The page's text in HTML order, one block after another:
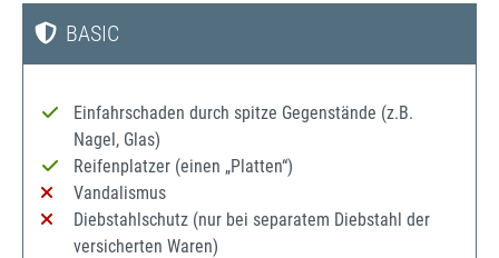
BASIC
Einfahrschaden durch spitze Gegenstände (z.B.
Nagel, Glas)
Reifenplatzer (einen „Platten“)
Vandalismus
Diebstahlschutz (nur bei separatem Diebstahl der
versicherten Waren)